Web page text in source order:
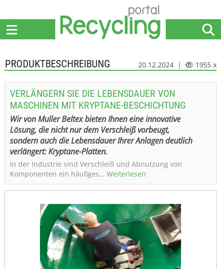
PRODUKTBESCHREIBUNG 20.12.2024 | 1955 x
VERLÄNGERN SIE DIE LEBENSDAUER VON
MASCHINEN MIT KRYPTANE-BESCHICHTUNG
Wir von Muller Beltex bieten Ihnen eine innovative
Lösung, die nicht nur dem Verschleiß vorbeugt,
sondern auch die Lebensdauer Ihrer Anlagen deutlich
verlängert: Kryptane-Platten.
In der Industrie sind Verschleiß und Abnutzung von
Komponenten ein häufiges… Weiterlesen